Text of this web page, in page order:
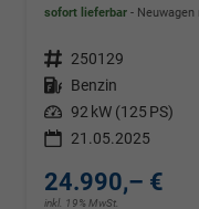
sofort lieferbar
Fahrzeugnr. 250129
Kraftstoff Benzin
Leistung 92 kW (125 PS)
21.05.2025
24.990,– €
inkl. 19% MwSt.